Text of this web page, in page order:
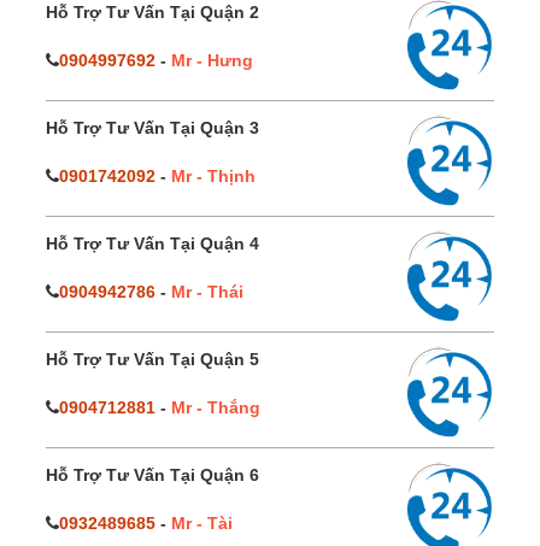
Hỗ Trợ Tư Vấn Tại Quận 2
0904997692 - Mr - Hưng
Hỗ Trợ Tư Vấn Tại Quận 3
0901742092 - Mr - Thịnh
Hỗ Trợ Tư Vấn Tại Quận 4
0904942786 - Mr - Thái
Hỗ Trợ Tư Vấn Tại Quận 5
0904712881 - Mr - Thắng
Hỗ Trợ Tư Vấn Tại Quận 6
0932489685 - Mr - Tài